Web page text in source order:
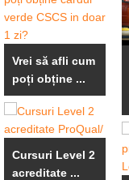
Vrei să afli cum
poți obține ...
Cursuri Level 2
acreditate ...